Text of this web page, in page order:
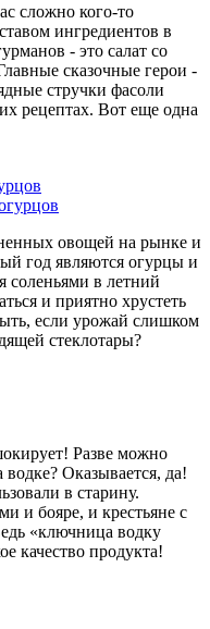
сложно кого-то
ингредиентов в
- это салат со
сказочные герои -
стручки фасоли
рецептах. Вот еще одна
овощей на рынке и
год являются огурцы и
соленьями в летний
и приятно хрустеть
если урожай слишком
стеклотары?
Разве можно
Оказывается, да!
в старину.
и бояре, и крестьяне с
«ключница водку
качество продукта!